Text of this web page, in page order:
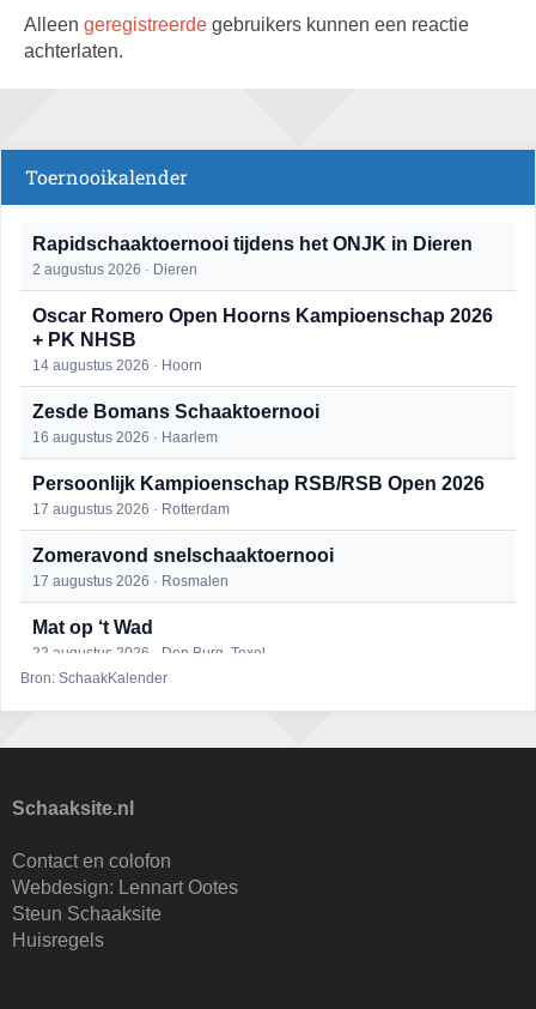
Alleen geregistreerde gebruikers kunnen een reactie
achterlaten.
Toernooikalender
Rapidschaaktoernooi tijdens het ONJK in Dieren
2 augustus 2026 · Dieren
Oscar Romero Open Hoorns Kampioenschap 2026
+ PK NHSB
14 augustus 2026 · Hoorn
Zesde Bomans Schaaktoernooi
16 augustus 2026 · Haarlem
Persoonlijk Kampioenschap RSB/RSB Open 2026
17 augustus 2026 · Rotterdam
Zomeravond snelschaaktoernooi
17 augustus 2026 · Rosmalen
Mat op ‘t Wad
22 augustus 2026 · Den Burg, Texel
22 augustus 2026 · Utrecht
23 augustus 2026 · Utrecht
Open Eemlandtoernooi 2026
25 augustus 2026 · Bunschoten-Spakenburg
Bron: SchaakKalender
Schaaksite.nl
Contact en colofon
Webdesign: Lennart Ootes
Steun Schaaksite
Huisregels